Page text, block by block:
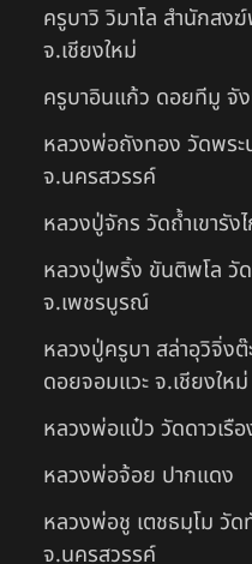
ครูบาวิ วิมาโล สำนักสง
จ.เชียงใหม่
ครูบาอินแก้ว ดอยทีมู จั
หลวงพ่อถังทอง วัดพร
จ.นครสวรรค์
หลวงปู่จักร วัดถ้ำเขารัง
หลวงปู่พริ้ง ขันติพโล วั
จ.เพชรบูรณ์
หลวงปู่ครูบา สล่าอุวิจิ่ง
ดอยจอมแวะ จ.เชียงใหม่
หลวงพ่อแป๋ว วัดดาวเรื
หลวงพ่อจ้อย ปากแดง
หลวงพ่อชู เตชธมฺโม วั
จ.นครสวรรค์